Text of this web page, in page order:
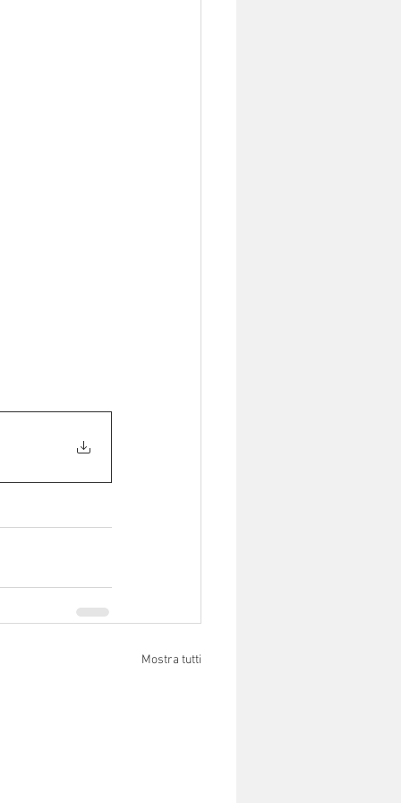
Mostra tutti